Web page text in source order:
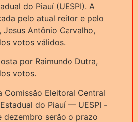
do Piauí (UESPI). A
pelo atual reitor e pelo
Antônio Carvalho,
votos válidos.
por Raimundo Dutra,
votos.
Comissão Eleitoral Central
do Piauí — UESPI -
dezembro serão o prazo